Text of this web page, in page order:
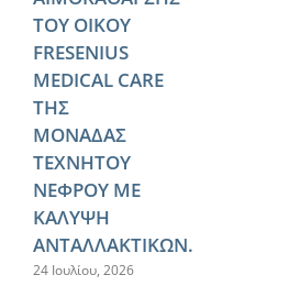
ΤΟΥ ΟΙΚΟΥ
FRESENIUS
MEDICAL CARE
ΤΗΣ
ΜΟΝΑΔΑΣ
ΤΕΧΝΗΤΟΥ
ΝΕΦΡΟΥ ΜΕ
ΚΑΛΥΨΗ
ΑΝΤΑΛΛΑΚΤΙΚΩΝ.
24 Ιουλίου, 2026